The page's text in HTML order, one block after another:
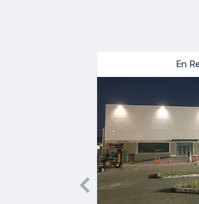
En Venta